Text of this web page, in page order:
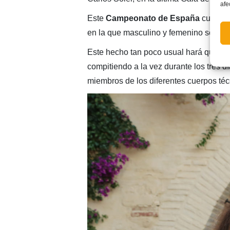
Este Campeonato de España cuenta
en la que masculino y femenino se
Este hecho tan poco usual hará que se
compitiendo a la vez durante los tres
miembros de los diferentes cuerpos